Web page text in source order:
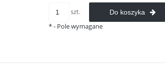
szt. Do koszyka
*- Pole wymagane